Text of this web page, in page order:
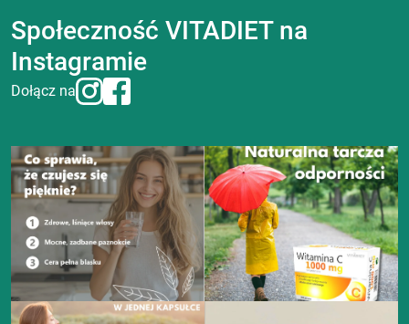
Społeczność VITADIET na
Instagramie
Dołącz na